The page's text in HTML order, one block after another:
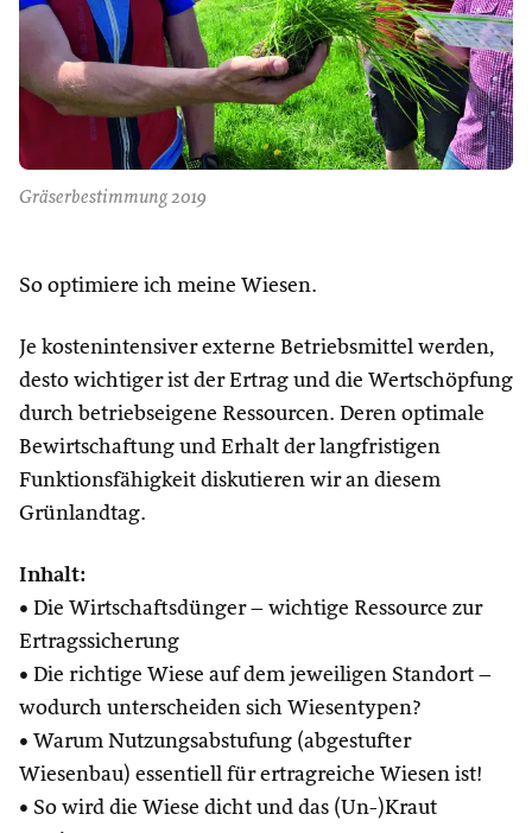
Gräserbestimmung 2019
So optimiere ich meine Wiesen.
Je kostenintensiver externe Betriebsmittel werden,
desto wichtiger ist der Ertrag und die Wertschöpfung
durch betriebseigene Ressourcen. Deren optimale
Bewirtschaftung und Erhalt der langfristigen
Funktionsfähigkeit diskutieren wir an diesem
Grünlandtag.
Inhalt:
• Die Wirtschaftsdünger – wichtige Ressource zur
Ertragssicherung
• Die richtige Wiese auf dem jeweiligen Standort –
wodurch unterscheiden sich Wiesentypen?
• Warum Nutzungsabstufung (abgestufter
Wiesenbau) essentiell für ertragreiche Wiesen ist!
• So wird die Wiese dicht und das (Un-)Kraut